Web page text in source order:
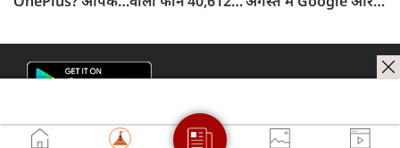
अपडेट
डिस्काउंट